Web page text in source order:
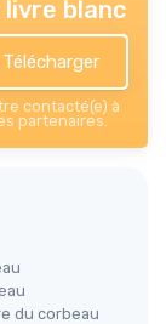
blanc
contacté(e) à
partenaires.
du corbeau